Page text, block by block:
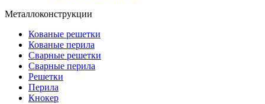
Металлоконструкции
Кованые решетки
Кованые перила
Сварные решетки
Сварные перила
Решетки
Перила
Кнокер